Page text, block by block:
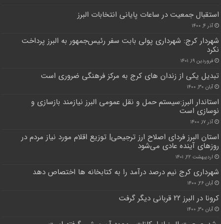
استقبال جمعیت در ساعات پایانی انتخابات البرز
آذر ۴, ۱۴۰۰
شهردار کرج: شهرداری ‌پولی بابت سفر رئیس‌جمهور به البرز پرداخت
نکرد
فروردین ۱۹, ۱۴۰۱
تبدیل یکی از زندان های کرج به مرکز فرهنگی ضروری است
آبان ۳۰, ۱۴۰۰
استاندار البرز:سیستم حمل و نقل عمومی البرز نیازمند بازسازی و
نوسازی است
آذر ۱۷, ۱۴۰۰
استان البرز فردای اصلاح ارز ترجیحی| توزیع اقلام مورد نیاز مردم در
روزهای آینده عادی می‌شود
اردیبهشت ۲۲, ۱۴۰۱
شهرداری کرج نیم درصد درآمد را به کتابخانه ها اختصاص دهد
آبان ۲۶, ۱۴۰۰
کرونا در البرز ۲۲ قربانی دیگر گرفت
آبان ۳۰, ۱۴۰۰